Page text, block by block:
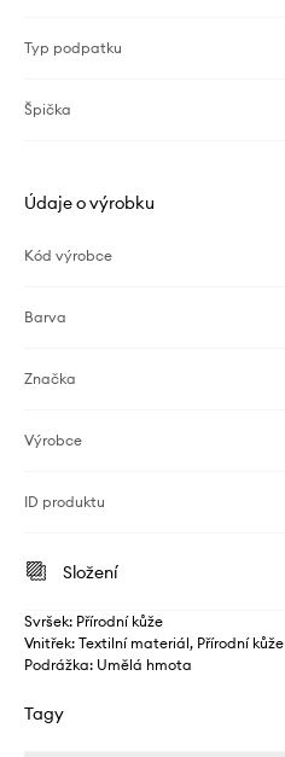
Typ podpatku
Špička
Údaje o výrobku
Kód výrobce
Barva
Značka
Výrobce
ID produktu
Složení
Svršek: Přírodní kůže
Vnitřek: Textilní materiál, Přírodní kůže
Podrážka: Umělá hmota
Tagy